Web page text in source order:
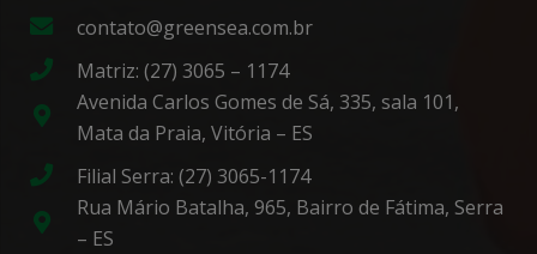
contato@greensea.com.br
Matriz: (27) 3065 – 1174
Avenida Carlos Gomes de Sá, 335, sala 101,
Mata da Praia, Vitória – ES
Filial Serra: (27) 3065-1174
Rua Mário Batalha, 965, Bairro de Fátima, Serra
– ES